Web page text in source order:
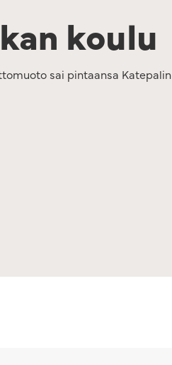
koulu
sai pintaansa Katepalin